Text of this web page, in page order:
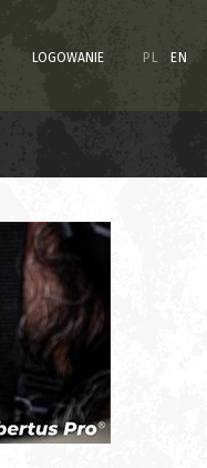
LOGOWANIE PL EN